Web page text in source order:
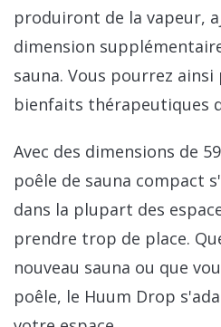
produiront de la vapeur,
dimension
sauna. Vous pourrez
bienfaits thérapeutiques
Avec des dimensions de
poêle de sauna compact
dans la plupart des
prendre trop de place.
nouveau sauna ou que
poêle, le Huum Drop